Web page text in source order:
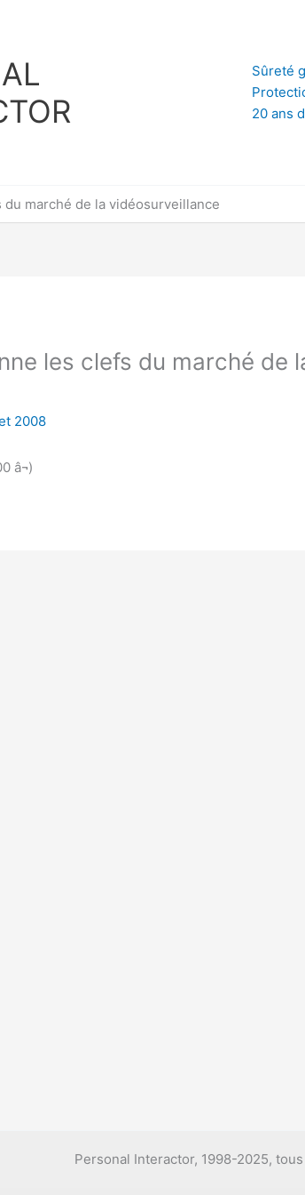
Sûreté
20 ans
marché de la vidéosurveillance
les clefs du marché de
2008
â¬)
Personal Interactor, 1998-2025,